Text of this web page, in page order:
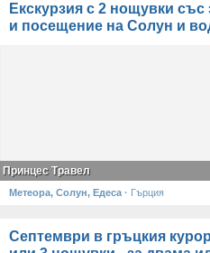
Екскурзия с 2 нощувки
и посещение на Солун и
Принцес Травел
Метеора, Солун, Едеса · Гърция
Септември в гръцкия